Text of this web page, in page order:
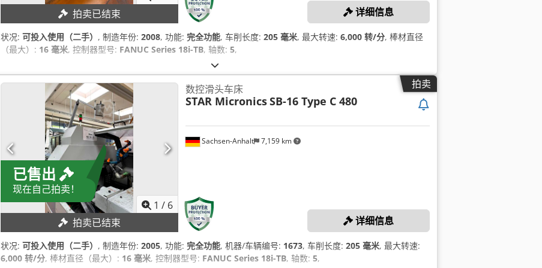
拍卖已结束
详细信息
状况: 可投入使用（二手） , 制造年份: 2008, 功能: 完全功能, 车削长度: 205 毫米, 最大转速: 6,000 转/分, 棒材直径
（最大）: 16 毫米, 控制器型号: FANUC Series 18i-TB, 轴数: 5,
拍卖
已售出
现在自己拍卖！
1 / 6
拍卖已结束
Sachsen-Anhalt 7,159 km
数控滑头车床
STAR MicronicsSB-16 Type C 480
详细信息
状况: 可投入使用（二手） , 制造年份: 2005, 功能: 完全功能, 机器/车辆编号: 1673, 车削长度: 205 毫米, 最大转速:
6,000 转/分, 棒材直径（最大）: 16 毫米, 控制器型号: FANUC Series 18i-TB, 轴数: 5,